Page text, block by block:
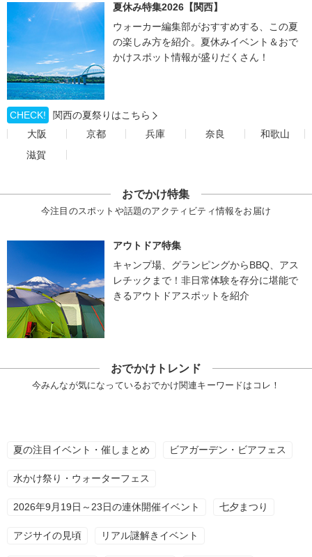
夏休み特集2026【関西】
ウォーカー編集部がおすすめする、この夏
の楽しみ方を紹介。夏休みイベント＆おで
かけスポット情報が盛りだくさん！
CHECK!
関西の夏祭りはこちら
大阪
京都 兵庫 奈良
和歌山
滋賀
おでかけ特集
今注目のスポットや話題のアクティビティ情報をお届け
アウトドア特集
キャンプ場、グランピングからBBQ、アス
レチックまで！非日常体験を存分に堪能で
きるアウトドアスポットを紹介
おでかけトレンド
今みんなが気になっているおでかけ関連キーワードはコレ！
夏の注目イベント・催しまとめ ビアガーデン・ビアフェス
水かけ祭り・ウォーターフェス
2026年9月19日～23日の連休開催イベント 七夕まつり
アジサイの見頃 リアル謎解きイベント